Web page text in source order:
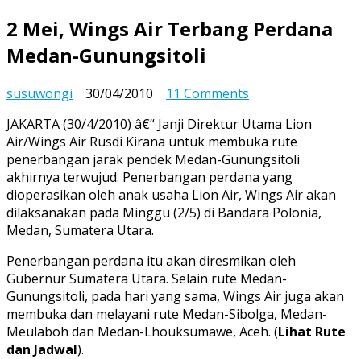
2 Mei, Wings Air Terbang Perdana
Medan-Gunungsitoli
susuwongi 30/04/2010 11 Comments
Mei,
Wings
Air
Terbang
Perdana
Medan-
JAKARTA (30/4/2010) â€“ Janji Direktur Utama Lion
Air/Wings Air Rusdi Kirana untuk membuka rute
penerbangan jarak pendek Medan-Gunungsitoli
akhirnya terwujud. Penerbangan perdana yang
dioperasikan oleh anak usaha Lion Air, Wings Air akan
dilaksanakan pada Minggu (2/5) di Bandara Polonia,
Medan, Sumatera Utara.
Penerbangan perdana itu akan diresmikan oleh
Gubernur Sumatera Utara. Selain rute Medan-
Gunungsitoli, pada hari yang sama, Wings Air juga akan
membuka dan melayani rute Medan-Sibolga, Medan-
Meulaboh dan Medan-Lhouksumawe, Aceh. (Lihat Rute
dan Jadwal).